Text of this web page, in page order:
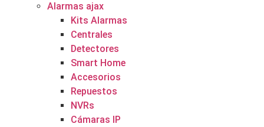
Alarmas ajax
Kits Alarmas
Centrales
Detectores
Smart Home
Accesorios
Repuestos
NVRs
Cámaras IP